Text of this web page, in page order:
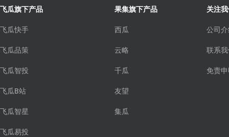
飞瓜旗下产品
飞瓜快手
飞瓜品策
飞瓜智投
飞瓜B站
飞瓜智星
飞瓜易投
果集旗下产品
西瓜
云略
千瓜
友望
集瓜
关注
公司
联系
免责